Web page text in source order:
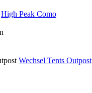
High Peak Como
Wechsel Tents Outpost